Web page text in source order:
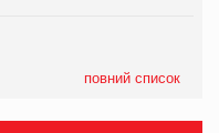
повний список